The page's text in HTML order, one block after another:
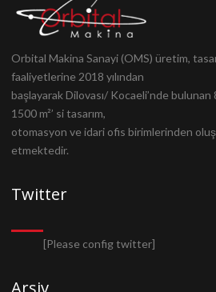
Orbital Makina Sanayi (OMS) üretim,
faaliyetlerine 2018 yılından
başlayarak Dilovası/ Kocaeli’nde bulunan
1500 m²’ si tasarım,
otomasyon ve idari ofis birimlerinden
etmektedir.
Twitter
[Please config twitter]
Arşiv